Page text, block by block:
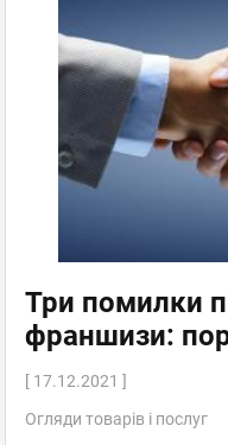
Три помилки
франшизи:
[ 17.12.2021 ]
Огляди товарів і послуг